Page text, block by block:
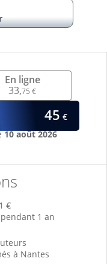
10 août 2026
€
1 an
à Nantes
En ligne
33,75 €
45 €